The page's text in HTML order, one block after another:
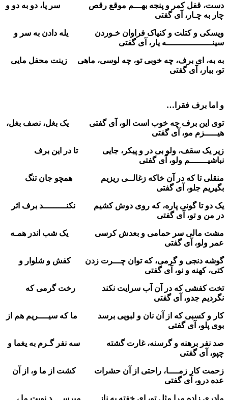
دست، قفل کمر و پنجه بهـــم موقع رقص سر پا، دو به دو و
چار به چـار، آی گفتی
ویسکی و کتلت و کنیاک فراوان خـوردن یله دادن به سر و
سینــــــــــــــــــه یار، آی گفتی
به به، ای برف، چه خوبی تو، چه لوسی، ماهی زینت محفل مایی
تو، ببار، آی گفتی
و اما برف فقرا…
توی این برف چه خوب است الو، آی گفتی یک بغل، نصف بغل،
هیـــــزم مو، آی گفتی
زیر یک سقف، ولو بی در و پیکر، جایی تا در این برف
نباشیـــــــم ولو، آی گفتی
منقلی تا که در آن خاکه زغالــی ریزیم همچو جان تنگ
بگیریم جلو، آی گفتی
یک دو تا گونی پاره، که روی دوش کشیم نکنـــــــــد برف اثر
در من و تو، آی گفتی
مشت مالی سر حمامی و بعدش کرسی یک شب اندر همـه
عمر ولو، آی گفتی
گوشه دنجی و گرمی، که توان چـــرت زدن کفش و شلوار و
کتی، کهنه و نو، آی گفتی
تخت کفشی که در آن آب سرایت نکند رخت گرمی که
نگردیم جدو، آی گفتی
کار و کسبی که از آن نان و لبویی برسد ما که سیــــریم هم از
بوی پلو، آی گفتی
صد نفر برهنه و گرسنه، غارت گشته سه نفر گـرم به یغما و
چپو، آی گفتی
زحمت کار زمــــا، راحتی از آن حشرات کشت از ما و، از آن
عده درو، آی گفتی
مادری زاده مرا مثل تو، ای خفته به ناز میرســــد نوبت ما ،